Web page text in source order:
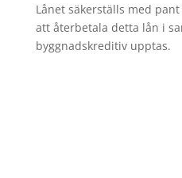
Lånet säkerställs med
att återbetala detta lån i
byggnadskreditiv upptas.